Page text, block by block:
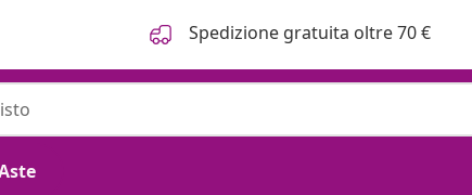
Spedizione gratuita oltre 70 €